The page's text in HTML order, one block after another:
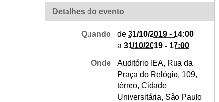
Detalhes do evento
Quando de31/10/2019 - 14:00
a31/10/2019 - 17:00
Onde
Auditório IEA, Rua da
Praça do Relógio, 109,
térreo, Cidade
Universitária, Sâo Paulo